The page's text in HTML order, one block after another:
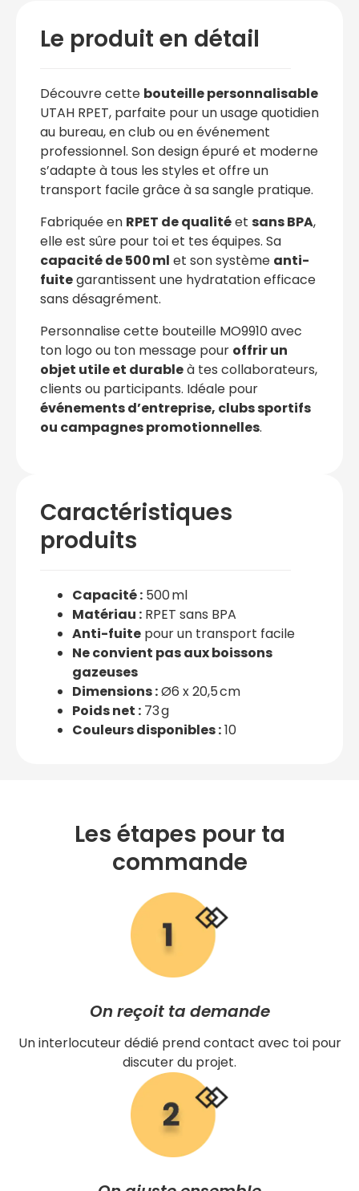
Le produit en détail
Découvre cette bouteille personnalisable
UTAH RPET, parfaite pour un usage quotidien
au bureau, en club ou en événement
professionnel. Son design épuré et moderne
s’adapte à tous les styles et offre un
transport facile grâce à sa sangle pratique.
Fabriquée en RPET de qualitéet sans BPA,
elle est sûre pour toi et tes équipes. Sa
capacité de 500 ml et son système anti-
fuitegarantissent une hydratation efficace
sans désagrément.
Personnalise cette bouteille MO9910 avec
ton logo ou ton message pour offrir un
objet utile et durableà tes collaborateurs,
clients ou participants. Idéale pour
événements d’entreprise, clubs sportifs
ou campagnes promotionnelles.
Caractéristiques
produits
Capacité : 500 ml
Matériau : RPET sans BPA
Anti-fuite pour un transport facile
Ne convient pas aux boissons
gazeuses
Dimensions :Ø6 x 20,5 cm
Poids net : 73 g
Couleurs disponibles :10
Les étapes pour ta
commande
On reçoit ta demande
Un interlocuteur dédié prend contact avec toi pour
discuter du projet.